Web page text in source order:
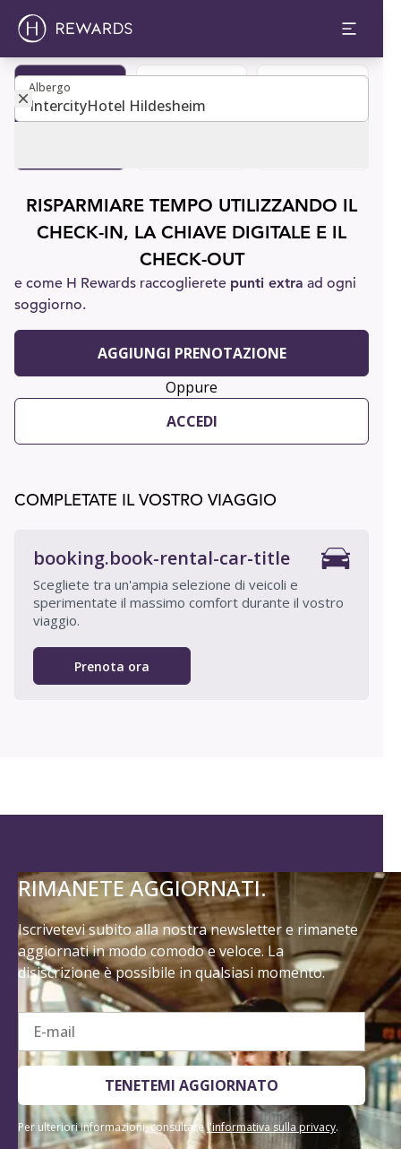
Albergo
Albergo
RISPARMIARE TEMPO UTILIZZANDO IL
CHECK-IN, LA CHIAVE DIGITALE E IL
CHECK-OUT
e come H Rewards raccoglierete punti extra ad ogni
soggiorno.
AGGIUNGI PRENOTAZIONE
Oppure
ACCEDI
COMPLETATE IL VOSTRO VIAGGIO
booking.book-rental-car-title
Scegliete tra un'ampia selezione di veicoli e
sperimentate il massimo comfort durante il vostro
viaggio.
Prenota ora
RIMANETE AGGIORNATI.
Iscrivetevi subito alla nostra newsletter e rimanete
aggiornati in modo comodo e veloce. La
disiscrizione è possibile in qualsiasi momento.
E-mail
TENETEMI AGGIORNATO
Per ulteriori informazioni, consultarel'informativa sulla privacy.